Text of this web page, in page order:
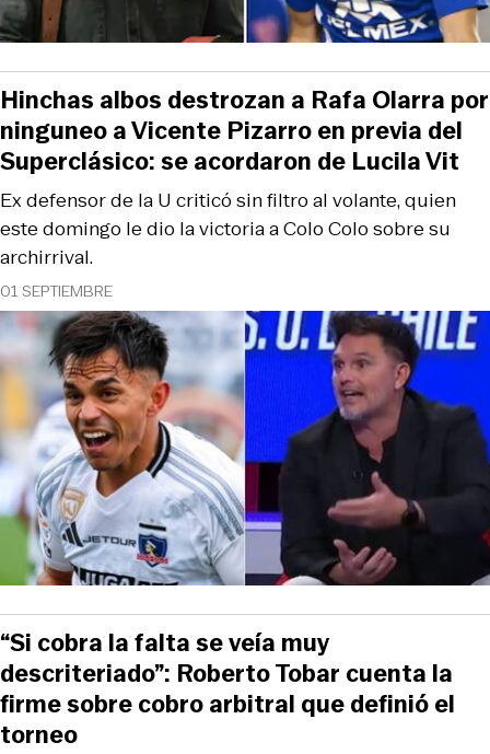
01 SEPTIEMBRE
Ex defensor de la U criticó sin filtro al volante, quien
este domingo le dio la victoria a Colo Colo sobre su
archirrival.
Hinchas albos destrozan a Rafa Olarra por
ninguneo a Vicente Pizarro en previa del
Superclásico: se acordaron de Lucila Vit
“Si cobra la falta se veía muy
descriteriado”: Roberto Tobar cuenta la
firme sobre cobro arbitral que definió el
torneo